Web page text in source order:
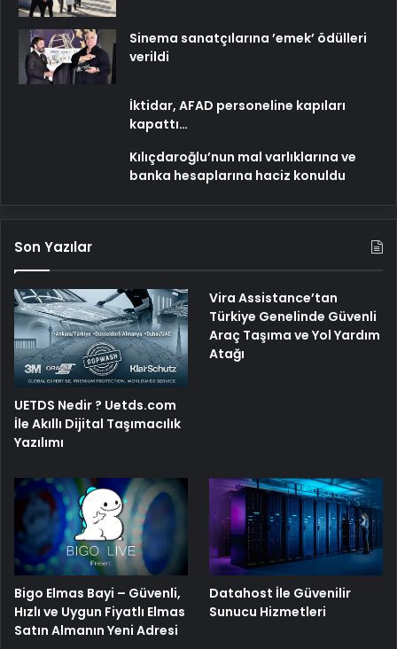
Sinema sanatçılarına ’emek’ ödülleri
verildi
İktidar, AFAD personeline kapıları
kapattı…
Kılıçdaroğlu’nun mal varlıklarına ve
banka hesaplarına haciz konuldu
Son Yazılar
UETDS Nedir ? Uetds.com
İle Akıllı Dijital Taşımacılık
Yazılımı
Vira Assistance’tan
Türkiye Genelinde Güvenli
Araç Taşıma ve Yol Yardım
Atağı
Bigo Elmas Bayi – Güvenli,
Hızlı ve Uygun Fiyatlı Elmas
Satın Almanın Yeni Adresi
Datahost İle Güvenilir
Sunucu Hizmetleri